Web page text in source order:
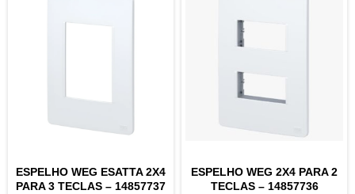
ESPELHO WEG ESATTA 2X4
PARA 3 TECLAS – 14857737
ESPELHO WEG 2X4 PARA 2
TECLAS – 14857736